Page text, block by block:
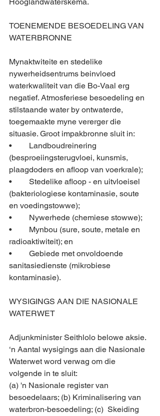
TOENEMENDE BESOEDELING VAN
WATERBRONNE
Mynaktwiteite en stedelike
nywerheidsentrums beinvloed
waterkwaliteit van die Bo-Vaal erg
negatief. Atmosferiese besoedeling en
stilstaande water by ontwaterde,
toegemaakte myne vererger die
situasie. Groot impakbronne sluit in:
•	Landboudreinering
(besproeiingsterugvloei, kunsmis,
plaagdoders en afloop van voerkrale);
•	Stedelike afloop - en uitvloeisel
(bakteriologiese kontaminasie, soute
en voedingstowwe);
•	Nywerhede (chemiese stowwe);
•	Mynbou (sure, soute, metale en
radioaktiwiteit); en
•	Gebiede met onvoldoende
sanitasiedienste (mikrobiese
kontaminasie).
WYSIGINGS AAN DIE NASIONALE
WATERWET
Adjunkminister Seithlolo belowe aksie.
‘n Aantal wysigings aan die Nasionale
Waterwet word verwag om die
volgende in te sluit:
(a) 'n Nasionale register van
besoedelaars; (b) Kriminalisering van
waterbron-besoedeling; (c)  Skeiding